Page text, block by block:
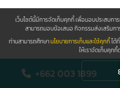
เว็บไซต์นี้มีการจัดเก็บคุกกี้ เพื่อมอบประสบก
สามารถมอบข้อเสนอ กิจกรรมส่งเสริมก
ท่านสามารถศึกษานโยบายการเก็บและใช้คุกกี้ได้
ให้เราจัดเก็บคุก
+662 003 1899